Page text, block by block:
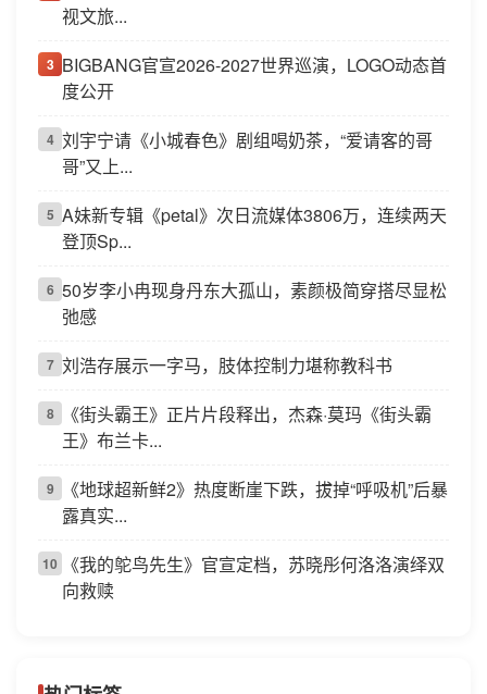
视文旅...
3 BIGBANG官宣2026-2027世界巡演，LOGO动态首
度公开
4 刘宇宁请《小城春色》剧组喝奶茶，“爱请客的哥
哥”又上...
5 A妹新专辑《petal》次日流媒体3806万，连续两天
登顶Sp...
6 50岁李小冉现身丹东大孤山，素颜极简穿搭尽显松
弛感
7 刘浩存展示一字马，肢体控制力堪称教科书
8
《街头霸王》正片片段释出，杰森·莫玛《街头霸
王》布兰卡...
9
《地球超新鲜2》热度断崖下跌，拔掉“呼吸机”后暴
露真实...
10
《我的鸵鸟先生》官宣定档，苏晓彤何洛洛演绎双
向救赎